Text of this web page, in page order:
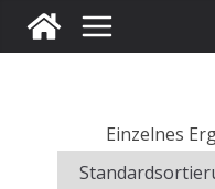
Einzelnes